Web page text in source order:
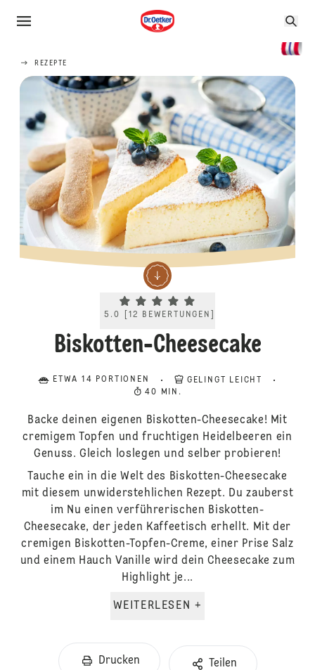
REZEPTE
Current rating 5.0. Click to rate.
5.0 12 BEWERTUNGEN
Biskotten-Cheesecake
ETWA 14 PORTIONEN
GELINGT LEICHT
40 MIN.
Backe deinen eigenen Biskotten-Cheesecake! Mit
cremigem Topfen und fruchtigen Heidelbeeren ein
Genuss. Gleich loslegen und selber probieren!
Tauche ein in die Welt des Biskotten-Cheesecake
mit diesem unwiderstehlichen Rezept. Du zauberst
im Nu einen verführerischen Biskotten-
Cheesecake, der jeden Kaffeetisch erhellt. Mit der
cremigen Biskotten-Topfen-Creme, einer Prise Salz
und einem Hauch Vanille wird dein Cheesecake zum
Highlight je...
WEITERLESEN +
Drucken Teilen